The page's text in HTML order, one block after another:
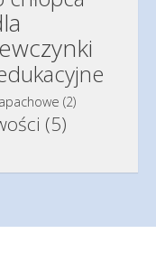
(2)
(5)